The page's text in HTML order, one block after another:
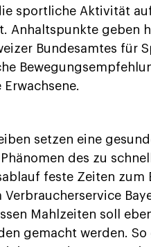
sportliche Aktivität
Anhaltspunkte geben
Bundesamtes für
setzen eine
des zu
feste Zeiten zum
Mahlzeiten soll
gemacht werden.